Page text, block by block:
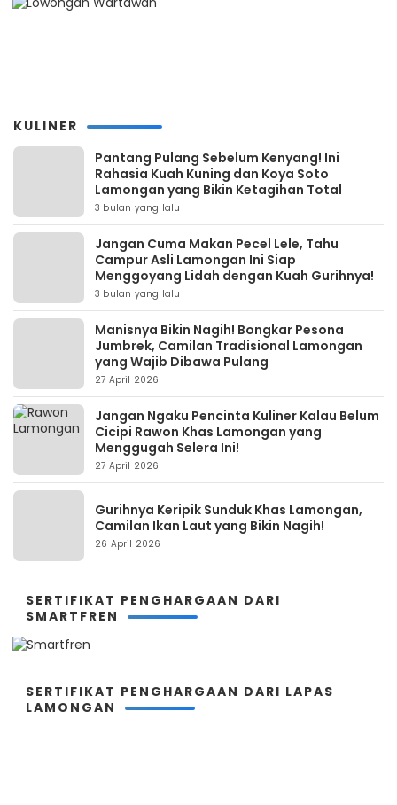
KULINER
Pantang Pulang Sebelum Kenyang! Ini
Rahasia Kuah Kuning dan Koya Soto
Lamongan yang Bikin Ketagihan Total
3 bulan yang lalu
Jangan Cuma Makan Pecel Lele, Tahu
Campur Asli Lamongan Ini Siap
Menggoyang Lidah dengan Kuah Gurihnya!
3 bulan yang lalu
Manisnya Bikin Nagih! Bongkar Pesona
Jumbrek, Camilan Tradisional Lamongan
yang Wajib Dibawa Pulang
27 April 2026
Jangan Ngaku Pencinta Kuliner Kalau Belum
Cicipi Rawon Khas Lamongan yang
Menggugah Selera Ini!
27 April 2026
Gurihnya Keripik Sunduk Khas Lamongan,
Camilan Ikan Laut yang Bikin Nagih!
26 April 2026
SERTIFIKAT PENGHARGAAN DARI
SMARTFREN
SERTIFIKAT PENGHARGAAN DARI LAPAS
LAMONGAN